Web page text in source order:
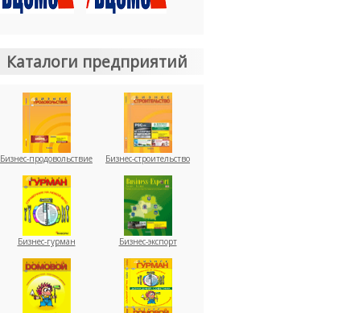
Каталоги предприятий
Бизнес-продовольствие Бизнес-строительство
Бизнес-гурман Бизнес-экспорт